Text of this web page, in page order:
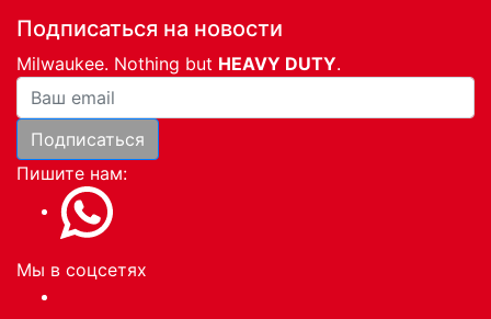
Подписаться на новости
Milwaukee. Nothing but HEAVY DUTY.
Ваша почта
Подписаться
Пишите нам:
Мы в соцсетях